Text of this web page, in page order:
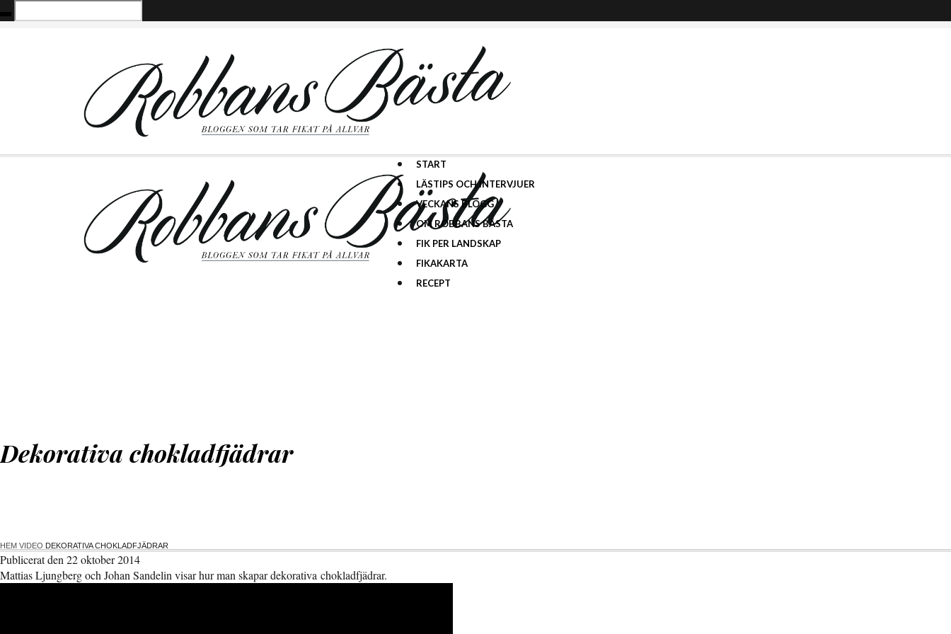
START
LÄSTIPS OCH INTERVJUER
VECKANS BLOGG
OM ROBBANS BÄSTA
FIK PER LANDSKAP
FIKAKARTA
RECEPT
Dekorativa chokladfjädrar
HEM VIDEO DEKORATIVA CHOKLADFJÄDRAR
Publicerat den 22 oktober 2014
Mattias Ljungberg och Johan Sandelin visar hur man skapar dekorativa chokladfjädrar.